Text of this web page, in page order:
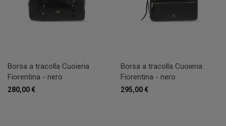
Borsa a tracolla Cuoieria
Fiorentina - nero
280,00 €
Borsa a tracolla Cuoieria
Fiorentina - nero
295,00 €